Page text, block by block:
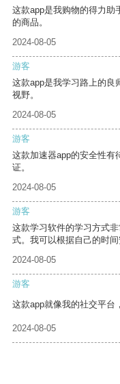
这款app是我购物的得力助
的商品。
2024-08-05
游客
这款app是我学习路上的良
视野。
2024-08-05
游客
这款加速器app的安全性有
证。
2024-08-05
游客
这款学习软件的学习方式
式。我可以根据自己的时间
2024-08-05
游客
这款app就像我的社交平台
2024-08-05